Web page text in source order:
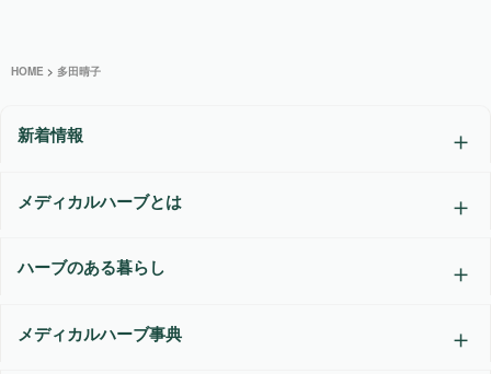
HOME > 多田晴子
新着情報
メディカルハーブとは
ハーブのある暮らし
メディカルハーブ事典